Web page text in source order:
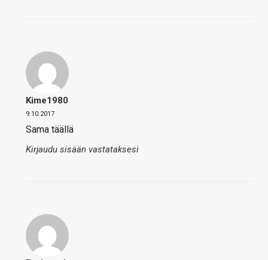
Kime1980
9.10.2017
Sama täällä
Kirjaudu sisään vastataksesi